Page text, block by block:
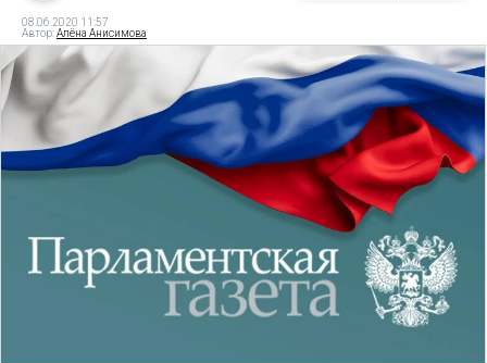
08.06.2020 11:57
Автор:Алёна Анисимова